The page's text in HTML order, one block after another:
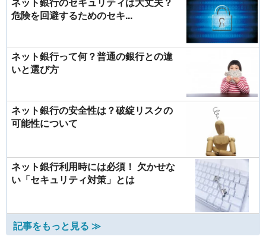
危険を回避するためのセキ...
ネット銀行って何？普通の銀行との違
いと選び方
ネット銀行の安全性は？破綻リスクの
可能性について
ネット銀行利用時には必須！ 欠かせな
い「セキュリティ対策」とは
記事をもっと見る ≫